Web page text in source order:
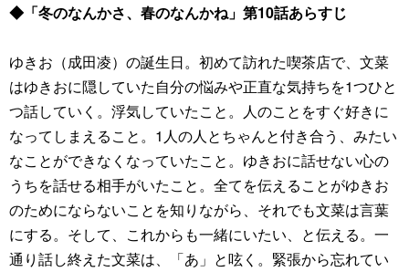
◆「冬のなんかさ、春のなんかね」第10話あらすじ
ゆきお（成田凌）の誕生日。初めて訪れた喫茶店で、文菜
はゆきおに隠していた自分の悩みや正直な気持ちを1つひと
つ話していく。浮気していたこと。人のことをすぐ好きに
なってしまえること。1人の人とちゃんと付き合う、みたい
なことができなくなっていたこと。ゆきおに話せない心の
うちを話せる相手がいたこと。全てを伝えることがゆきお
のためにならないことを知りながら、それでも文菜は言葉
にする。そして、これからも一緒にいたい、と伝える。一
通り話し終えた文菜は、「あ」と呟く。緊張から忘れてい